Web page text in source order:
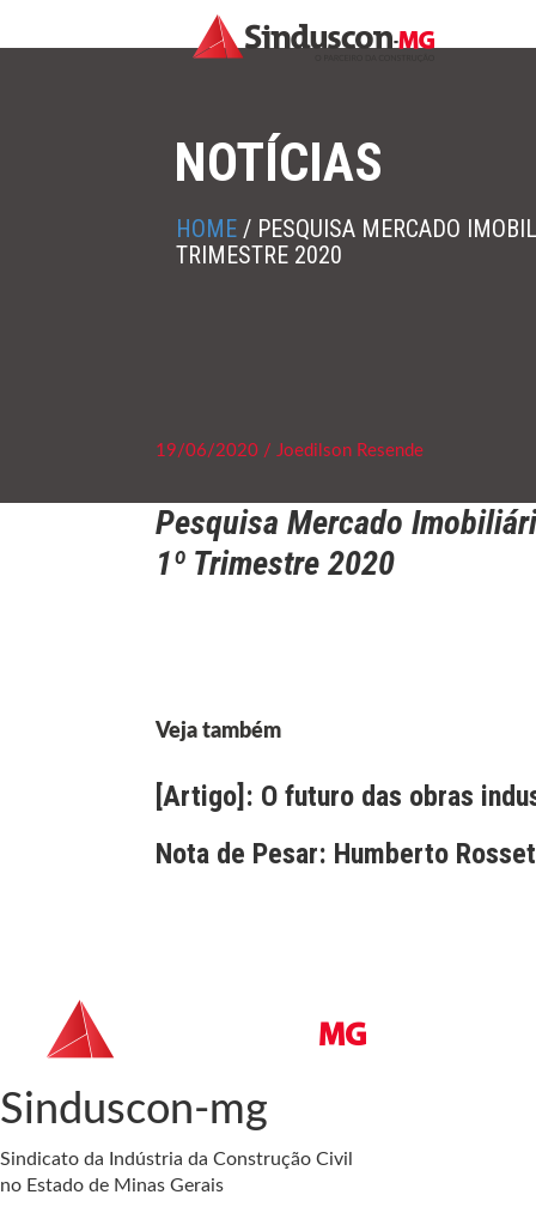
NOTÍCIAS
HOME / PESQUISA MERCADO
TRIMESTRE 2020
19/06/2020 / Joedilson Resende
Pesquisa Mercado
1º Trimestre 2020
Veja também
[Artigo]: O futuro das obras
Nota de Pesar: Humberto
Sinduscon-mg
Sindicato da Indústria da Construção Civil
no Estado de Minas Gerais